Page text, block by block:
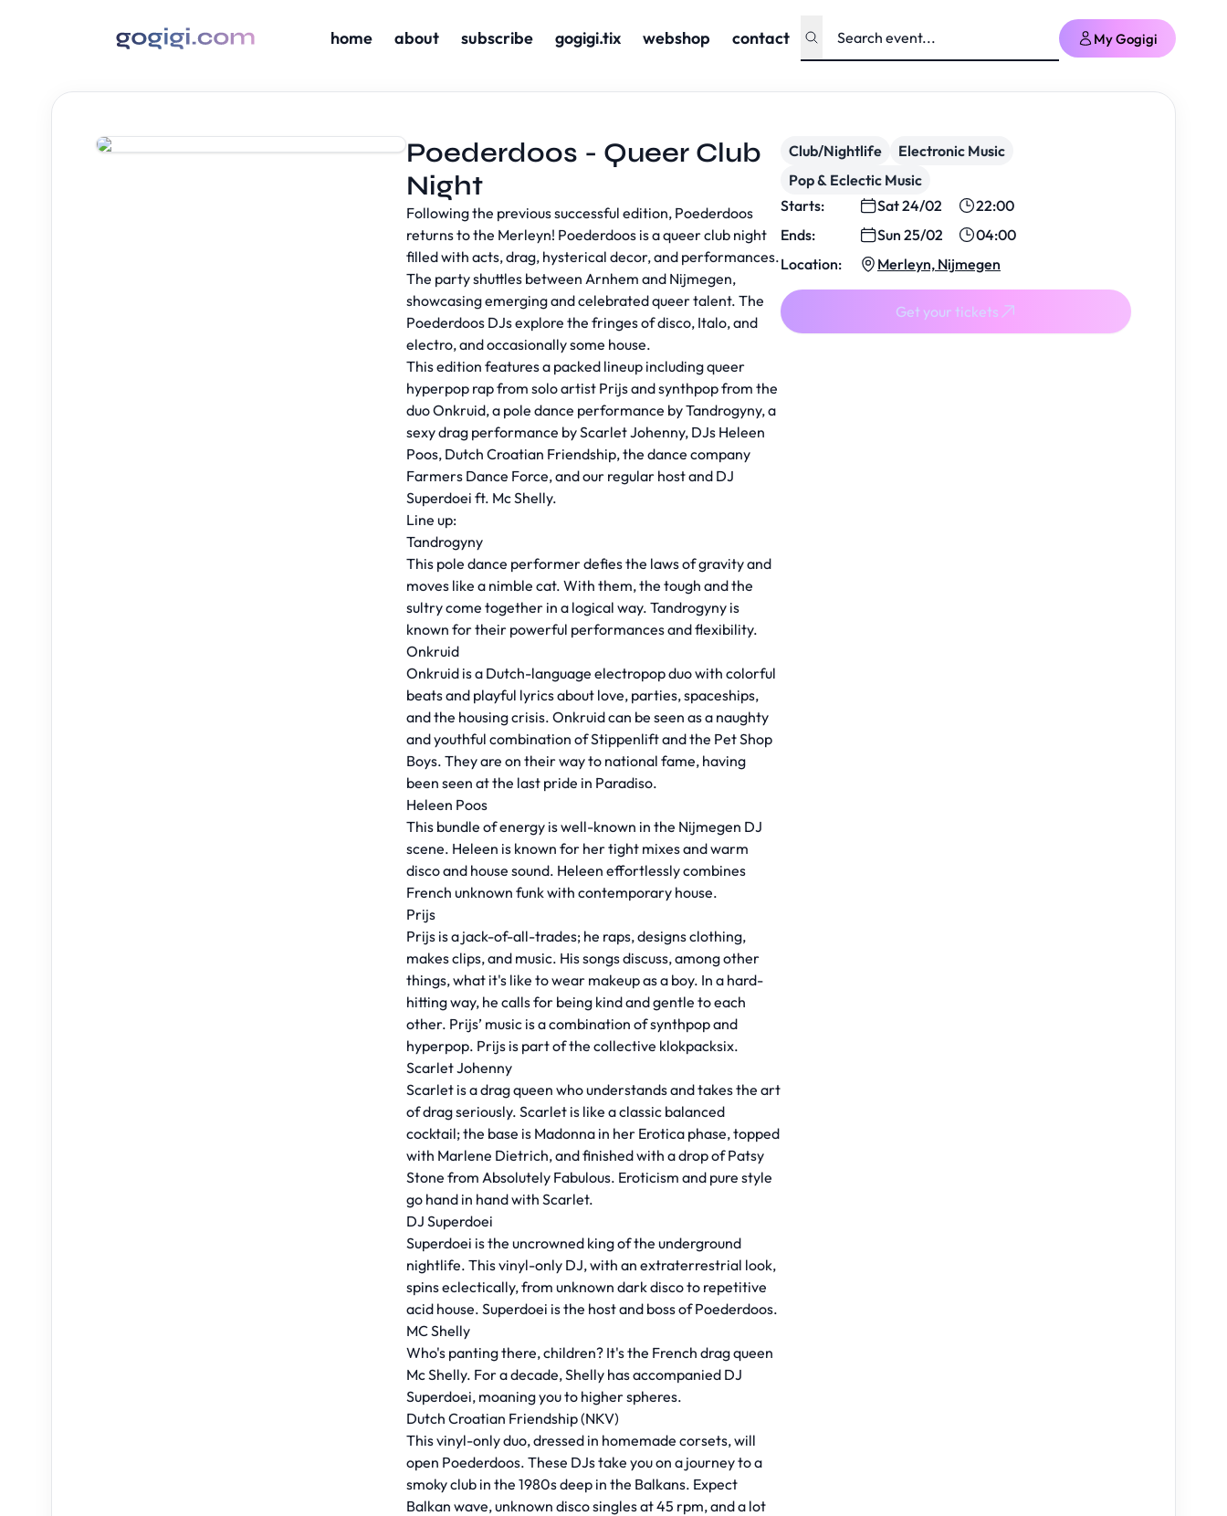
home about subscribe gogigi.tix webshop contact My Gogigi
Poederdoos - Queer Club
Night
Following the previous successful edition, Poederdoos
returns to the Merleyn! Poederdoos is a queer club night
filled with acts, drag, hysterical decor, and performances.
The party shuttles between Arnhem and Nijmegen,
showcasing emerging and celebrated queer talent. The
Poederdoos DJs explore the fringes of disco, Italo, and
electro, and occasionally some house.
This edition features a packed lineup including queer
hyperpop rap from solo artist Prijs and synthpop from the
duo Onkruid, a pole dance performance by Tandrogyny, a
sexy drag performance by Scarlet Johenny, DJs Heleen
Poos, Dutch Croatian Friendship, the dance company
Farmers Dance Force, and our regular host and DJ
Superdoei ft. Mc Shelly.
Line up:
Tandrogyny
This pole dance performer defies the laws of gravity and
moves like a nimble cat. With them, the tough and the
sultry come together in a logical way. Tandrogyny is
known for their powerful performances and flexibility.
Onkruid
Onkruid is a Dutch-language electropop duo with colorful
beats and playful lyrics about love, parties, spaceships,
and the housing crisis. Onkruid can be seen as a naughty
and youthful combination of Stippenlift and the Pet Shop
Boys. They are on their way to national fame, having
been seen at the last pride in Paradiso.
Heleen Poos
This bundle of energy is well-known in the Nijmegen DJ
scene. Heleen is known for her tight mixes and warm
disco and house sound. Heleen effortlessly combines
French unknown funk with contemporary house.
Prijs
Prijs is a jack-of-all-trades; he raps, designs clothing,
makes clips, and music. His songs discuss, among other
things, what it's like to wear makeup as a boy. In a hard-
hitting way, he calls for being kind and gentle to each
other. Prijs’ music is a combination of synthpop and
hyperpop. Prijs is part of the collective klokpacksix.
Scarlet Johenny
Scarlet is a drag queen who understands and takes the art
of drag seriously. Scarlet is like a classic balanced
cocktail; the base is Madonna in her Erotica phase, topped
with Marlene Dietrich, and finished with a drop of Patsy
Stone from Absolutely Fabulous. Eroticism and pure style
go hand in hand with Scarlet.
DJ Superdoei
Superdoei is the uncrowned king of the underground
nightlife. This vinyl-only DJ, with an extraterrestrial look,
spins eclectically, from unknown dark disco to repetitive
acid house. Superdoei is the host and boss of Poederdoos.
MC Shelly
Who's panting there, children? It's the French drag queen
Mc Shelly. For a decade, Shelly has accompanied DJ
Superdoei, moaning you to higher spheres.
Dutch Croatian Friendship (NKV)
This vinyl-only duo, dressed in homemade corsets, will
open Poederdoos. These DJs take you on a journey to a
smoky club in the 1980s deep in the Balkans. Expect
Balkan wave, unknown disco singles at 45 rpm, and a lot
Club/Nightlife
Electronic Music
Pop & Eclectic Music
Starts:
Sat 24/02
22:00
Ends:
Sun 25/02
04:00
Location:
Merleyn, Nijmegen
Get your tickets